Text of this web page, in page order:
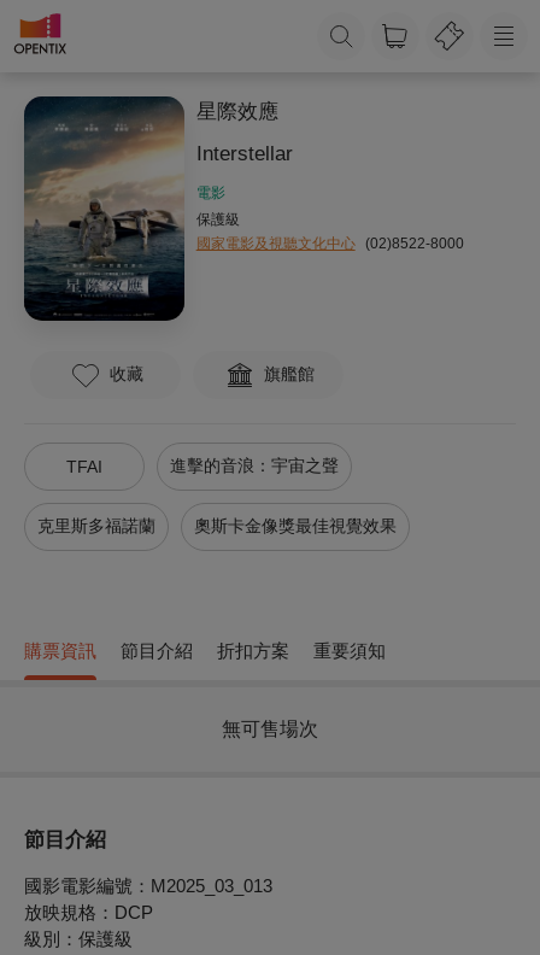
星際效應
Interstellar
電影
保護級
國家電影及視聽文化中心 (02)8522-8000
收藏 旗艦館
TFAI 進擊的音浪：宇宙之聲
克里斯多福諾蘭 奧斯卡金像獎最佳視覺效果
購票資訊 節目介紹 折扣方案 重要須知
無可售場次
節目介紹
國影電影編號： M2025_03_013
放映規格：DCP
級別：保護級